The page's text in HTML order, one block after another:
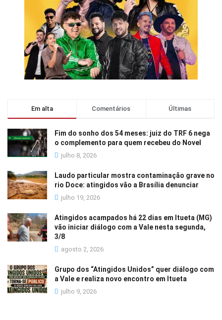
Em alta Comentários Últimas
Fim do sonho dos 54 meses: juiz do TRF 6 nega
o complemento para quem recebeu do Novel
julho 8, 2026
Laudo particular mostra contaminação grave no
rio Doce: atingidos vão a Brasília denunciar
julho 19, 2026
Atingidos acampados há 22 dias em Itueta (MG)
vão iniciar diálogo com a Vale nesta segunda,
3/8
agosto 2, 2026
Grupo dos “Atingidos Unidos” quer diálogo com
a Vale e realiza novo encontro em Itueta
julho 9, 2026